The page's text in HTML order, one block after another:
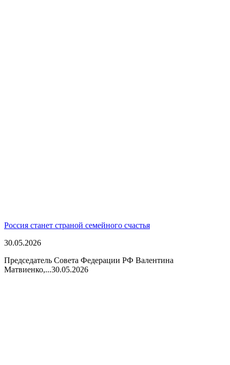
Россия станет страной семейного счастья
30.05.2026
Председатель Совета Федерации РФ Валентина
Матвиенко,...30.05.2026